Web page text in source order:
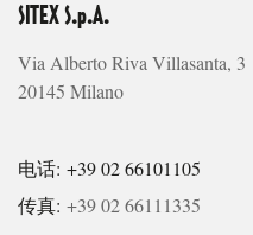
SITEX S.p.A.
Via Alberto Riva Villasanta, 3
20145 Milano
电话: +39 02 66101105
传真: +39 02 66111335